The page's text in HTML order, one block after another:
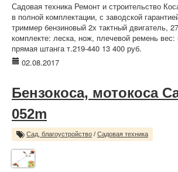
Садовая техника Ремонт и строительство
в полной комплектации, с заводской
триммер бензиновый 2х тактный двигатель,
комплекте: леска, нож, плечевой ремень вес:
прямая штанга т.219-440 13 400 руб.
02.08.2017
Бензокоса, мотокоса
052m
Сад, благоустройство / Садовая техника